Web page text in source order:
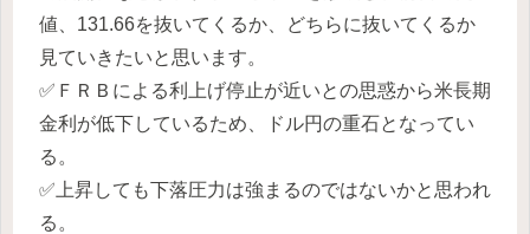
値、131.66を抜いてくるか、どちらに抜いてくるか
見ていきたいと思います。
✅ＦＲＢによる利上げ停止が近いとの思惑から米長期
金利が低下しているため、ドル円の重石となってい
る。
✅上昇しても下落圧力は強まるのではないかと思われ
る。